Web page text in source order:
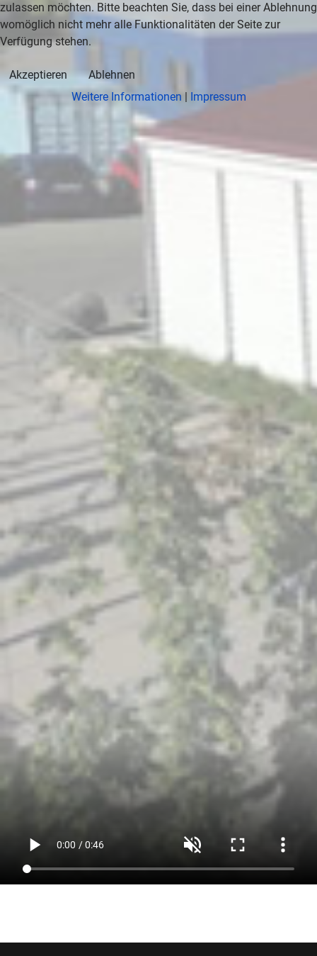
zulassen möchten. Bitte beachten Sie, dass bei einer Ablehnung
womöglich nicht mehr alle Funktionalitäten der Seite zur
Verfügung stehen.
Akzeptieren
Ablehnen
Weitere Informationen | Impressum